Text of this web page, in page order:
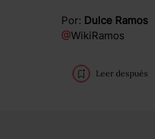
Por: Dulce Ramos
@WikiRamos
Leer después